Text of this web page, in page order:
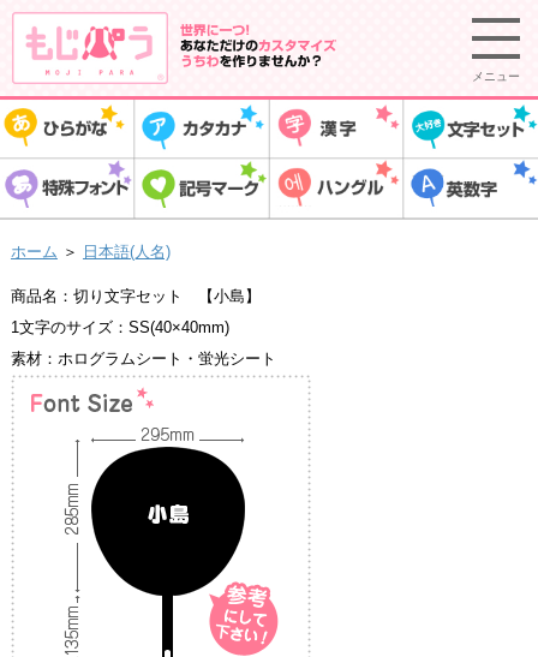
メニュー
ホーム ＞ 日本語(人名)
商品名：切り文字セット 【小島】
1文字のサイズ：SS(40×40mm)
素材：ホログラムシート・蛍光シート